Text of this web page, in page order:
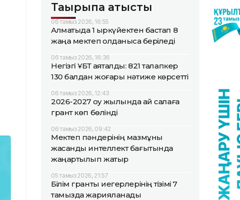
Тақырыпқа қатысты
06 тамыз 2026, 16:55
Алматыда 1 қыркүйектен бастап 8
жаңа мектеп қолданысқа беріледі
06 тамыз 2026, 16:36
Негізгі ҰБТ аяқталды: 821 талапкер
130 балдан жоғары нәтиже көрсетті
06 тамыз 2026, 12:43
2026-2027 оқу жылында қай салаға
грант көп бөлінді
06 тамыз 2026, 09:42
Мектеп пәндерінің мазмұны
жасанды интеллект бағытында
жаңартылып жатыр
05 тамыз 2026, 21:57
Білім гранты иегерлерінің тізімі 7
тамызда жарияланады